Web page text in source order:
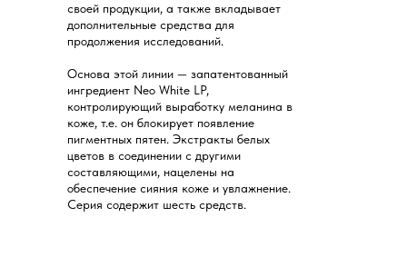
своей продукции, а также вкладывает
дополнительные средства для
продолжения исследований.
Основа этой линии — запатентованный
ингредиент Neo White LP,
контролирующий выработку меланина в
коже, т.е. он блокирует появление
пигментных пятен. Экстракты белых
цветов в соединении с другими
составляющими, нацелены на
обеспечение сияния коже и увлажнение.
Серия содержит шесть средств.